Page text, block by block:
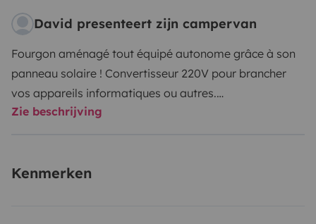
David presenteert zijn campervan
Fourgon aménagé tout équipé autonome grâce à son
panneau solaire ! Convertisseur 220V pour brancher
vos appareils informatiques ou autres.
Lanterneau ventilé réversible :
Table et chaises extérieurs fournis, nécessaire
Zie beschrijving
Kenmerken